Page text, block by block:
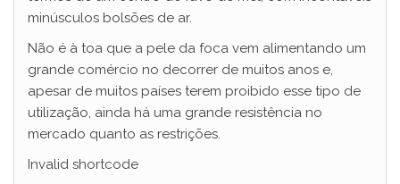
​​minúsculos bolsões de ar.
Não é à toa que a pele da foca vem alimentando um
grande comércio no decorrer de muitos anos e,
apesar de muitos países terem proibido esse tipo de
utilização, ainda há uma grande resistência no
mercado quanto as restrições.
Invalid shortcode